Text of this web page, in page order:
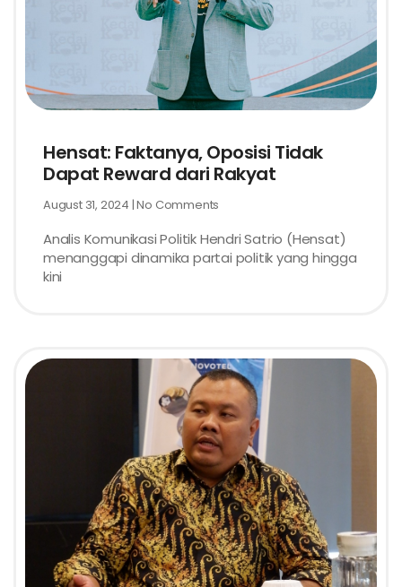
Hensat: Faktanya, Oposisi Tidak
Dapat Reward dari Rakyat
August 31, 2024 No Comments
Analis Komunikasi Politik Hendri Satrio (Hensat)
menanggapi dinamika partai politik yang hingga
kini